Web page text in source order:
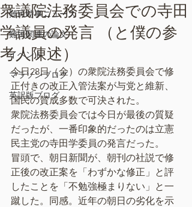
難民時事ニュース
難民関連の論文
イベント
マラソンブログ
英訳版ブログ
衆議院法務委員会での寺田
学議員の発言 （と僕の参
考人陳述）
今日28日（金）の衆院法務委員会で修
正付きの改正入管法案が与党と維新、
国民の賛成多数で可決された。
衆院法務委員会では今日が最後の質疑
だったが、一番印象的だったのは立憲
民主党の寺田学委員の発言だった。
冒頭で、朝日新聞が、朝刊の社説で修
正後の改正案を「わずかな修正」と評
したことを「不勉強極まりない」と一
蹴した。同感。近年の朝日の劣化を示